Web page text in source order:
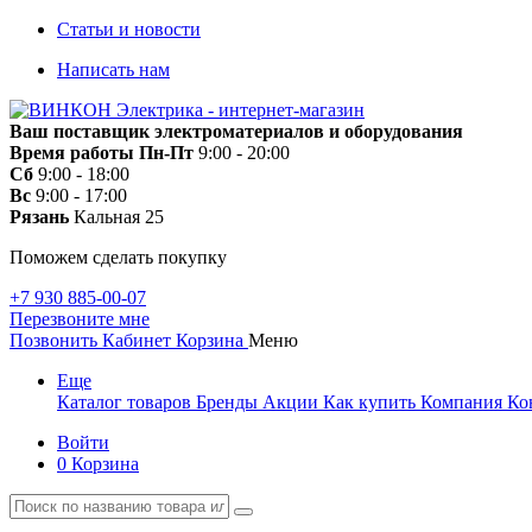
Статьи и новости
Написать нам
Ваш поставщик электроматериалов и оборудования
Время работы Пн-Пт 9:00 - 20:00
Сб 9:00 - 18:00
Вс 9:00 - 17:00
Рязань Кальная 25
Поможем сделать покупку
+7 930 885-00-07
Перезвоните мне
Позвонить Кабинет Корзина Меню
Еще
Каталог товаров Бренды Акции Как купить Компания
Войти
0 Корзина